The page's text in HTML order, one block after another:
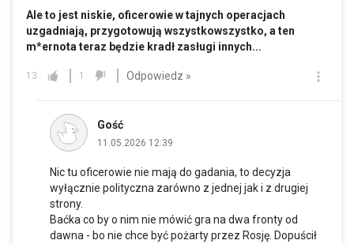
Ale to jest niskie, oficerowie w tajnych operacjach
uzgadniają, przygotowują wszystkowszystko, a ten
m*ernota teraz będzie kradł zasługi innych...
13 1 Odpowiedz »
Gość
11.05.2026 12:39
Nic tu oficerowie nie mają do gadania, to decyzja
wyłącznie polityczna zarówno z jednej jak i z drugiej
strony.
Baćka co by o nim nie mówić gra na dwa fronty od
dawna - bo nie chce być pożarty przez Rosję. Dopuścił